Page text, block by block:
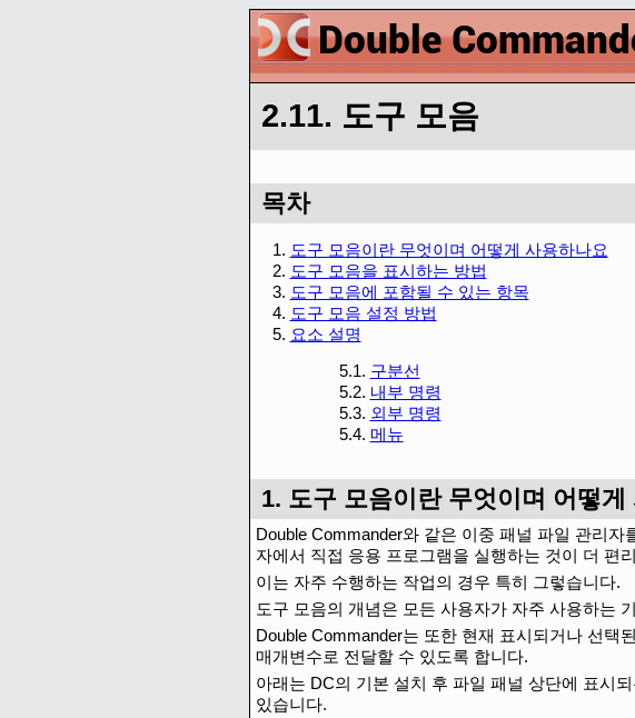
2.11. 도구 모음
목차
1. 도구 모음이란 무엇이며 어떻게 사용하나요
2. 도구 모음을 표시하는 방법
3. 도구 모음에 포함될 수 있는 항목
4. 도구 모음 설정 방법
5. 요소 설명
5.1. 구분선
5.2. 내부 명령
5.3. 외부 명령
5.4. 메뉴
1. 도구 모음이란 무엇이며 어떻게
Double Commander와 같은 이중 패널 파일 관리
자에서 직접 응용 프로그램을 실행하는 것이 더 편
이는 자주 수행하는 작업의 경우 특히 그렇습니다.
도구 모음의 개념은 모든 사용자가 자주 사용하는
Double Commander는 또한 현재 표시되거나 선택
매개변수로 전달할 수 있도록 합니다.
아래는 DC의 기본 설치 후 파일 패널 상단에 표시
있습니다.